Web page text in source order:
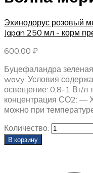
Эхинодорус розовый
Japan 250 мл - корм
600,00 ₽
Буцефаландра
wavy. Условия
освещение: 0,8-1 Вт/л
концентрация СО2: —
можно при
Количество:
В корзину